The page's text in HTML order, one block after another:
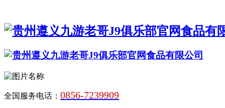
全国服务电话： 0856-7239909